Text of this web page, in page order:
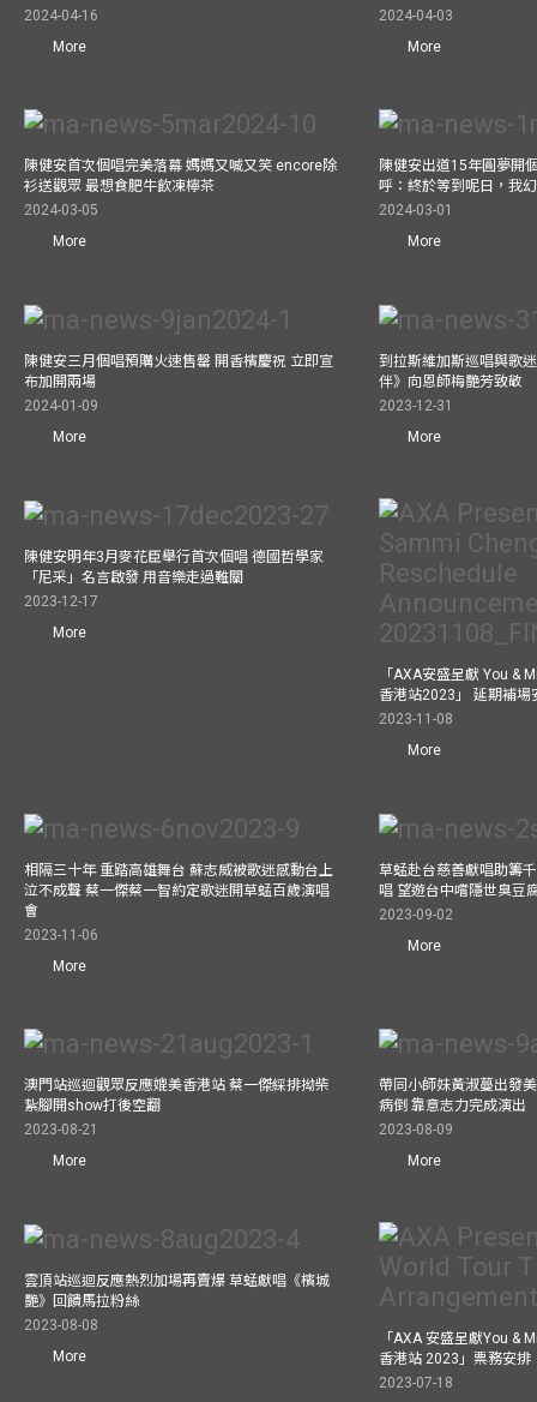
2024-04-16
More
2024-04-03
More
陳健安首次個唱完美落幕 媽媽又喊又笑 encore除
衫送觀眾 最想食肥牛飲凍檸茶
2024-03-05
More
陳健安出道15年圓夢開
呼：終於等到呢日，我
2024-03-01
More
陳健安三月個唱預購火速售罄 開香檳慶祝 立即宣
布加開兩場
2024-01-09
More
到拉斯維加斯巡唱與歌
伴》向恩師梅艷芳致敬
2023-12-31
More
陳健安明年3月麥花臣舉行首次個唱 德國哲學家
「尼采」名言啟發 用音樂走過難關
2023-12-17
More
「AXA安盛呈獻 You &
香港站2023」 延期補場
2023-11-08
More
相隔三十年 重踏高雄舞台 蘇志威被歌迷感動台上
泣不成聲 蔡一傑蔡一智約定歌迷開草蜢百歲演唱
會
2023-11-06
More
草蜢赴台慈善獻唱助籌
唱 望遊台中嚐隱世臭豆
2023-09-02
More
澳門站巡迴觀眾反應媲美香港站 蔡一傑綵排拗柴
紥腳開show打後空翻
2023-08-21
More
帶同小師妹黃淑蔓出發
病倒 靠意志力完成演出
2023-08-09
More
雲頂站巡迴反應熱烈加場再賣爆 草蜢獻唱《檳城
艷》回饋馬拉粉絲
2023-08-08
More
「AXA 安盛呈獻You &
香港站 2023」票務安排
2023-07-18